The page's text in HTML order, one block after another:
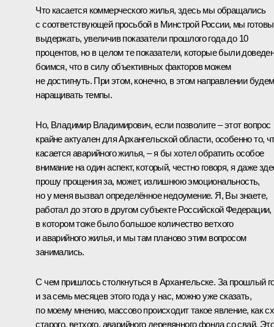
Что касается коммерческого жилья, здесь мы обращались
с соответствующей просьбой в Минстрой России, мы готовы
выдержать, увеличив показатели прошлого года до 10
процентов, но в целом те показатели, которые были
боимся, что в силу объективных факторов можем
не достигнуть. При этом, конечно, в этом направлении будем
наращивать темпы.
Но, Владимир Владимирович, если позволите – этот вопрос
крайне актуален для Архангельской области, особенно то,
касается аварийного жилья, – я бы хотел обратить особое
внимание на один аспект, который, честно говоря, я даже
прошу прощения за, может, излишнюю эмоциональность,
но у меня вызвал определённое недоумение. Я, Вы знаете,
работал до этого в другом субъекте Российской Федерации,
в котором тоже было большое количество ветхого
и аварийного жилья, и мы там планово этим вопросом
занимались.
С чем пришлось столкнуться в Архангельске. За прошлый
и за семь месяцев этого года у нас, можно уже сказать,
по моему мнению, массово происходит такое явление, как
старого, ветхого, аварийного деревянного фонда со свай. Это